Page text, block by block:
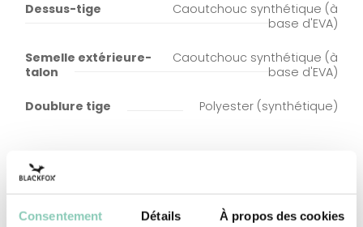
Consentement Détails À propos des cookies
Dessus-tige
Caoutchouc synthétique (à
base d'EVA)
Semelle extérieure-
talon
Caoutchouc synthétique (à
base d'EVA)
Doublure tige Polyester (synthétique)